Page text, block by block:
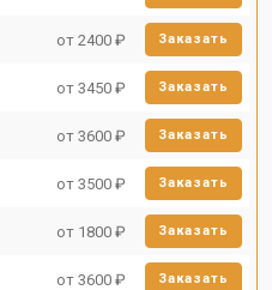
от 2400 ₽ Заказать
от 3450 ₽ Заказать
от 3600 ₽ Заказать
от 3500 ₽ Заказать
от 1800 ₽ Заказать
от 3600 ₽ Заказать